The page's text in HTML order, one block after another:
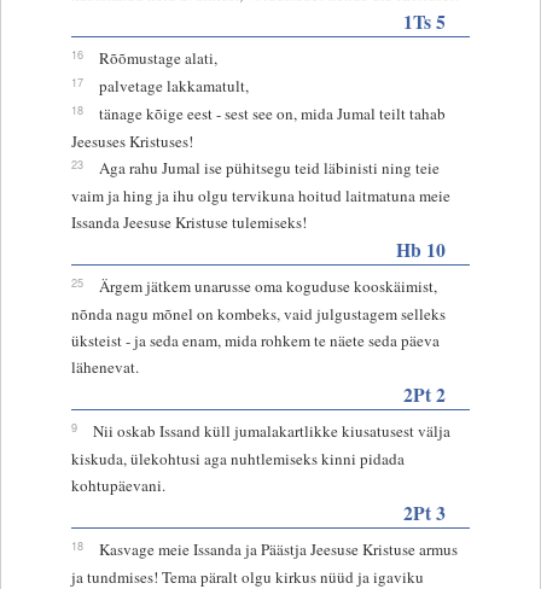
1Ts 5
16 Rõõmustage alati,
17 palvetage lakkamatult,
18
tänage kõige eest - sest see on, mida Jumal teilt tahab
Jeesuses Kristuses!
23
Aga rahu Jumal ise pühitsegu teid läbinisti ning teie
vaim ja hing ja ihu olgu tervikuna hoitud laitmatuna meie
Issanda Jeesuse Kristuse tulemiseks!
Hb 10
25
Ärgem jätkem unarusse oma koguduse kooskäimist,
nõnda nagu mõnel on kombeks, vaid julgustagem selleks
üksteist - ja seda enam, mida rohkem te näete seda päeva
lähenevat.
2Pt 2
9
Nii oskab Issand küll jumalakartlikke kiusatusest välja
kiskuda, ülekohtusi aga nuhtlemiseks kinni pidada
kohtupäevani.
2Pt 3
18
Kasvage meie Issanda ja Päästja Jeesuse Kristuse armus
ja tundmises! Tema päralt olgu kirkus nüüd ja igaviku